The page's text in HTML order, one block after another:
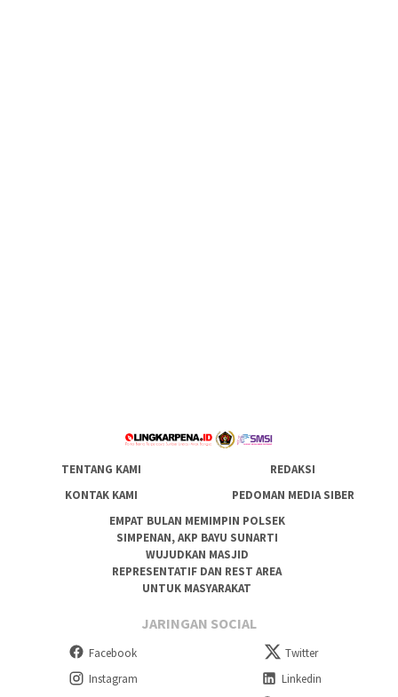
TENTANG KAMI
REDAKSI
KONTAK KAMI
PEDOMAN MEDIA SIBER
EMPAT BULAN MEMIMPIN POLSEK
SIMPENAN, AKP BAYU SUNARTI
WUJUDKAN MASJID
REPRESENTATIF DAN REST AREA
UNTUK MASYARAKAT
JARINGAN SOCIAL
Facebook
Twitter
Instagram
Linkedin